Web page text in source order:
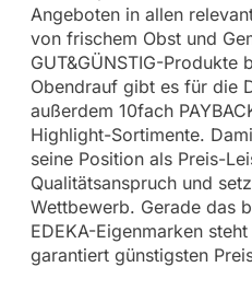
Angeboten in allen
von frischem Obst und
GUT&GÜNSTIG-Produkte
Obendrauf gibt es für die
außerdem 10fach
Highlight-Sortimente.
seine Position als Preis-
Qualitätsanspruch und
Wettbewerb. Gerade das
EDEKA-Eigenmarken
garantiert günstigsten